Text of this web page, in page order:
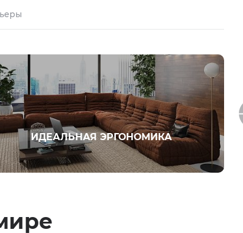
ИДЕАЛЬНАЯ ЭРГОНОМИКА